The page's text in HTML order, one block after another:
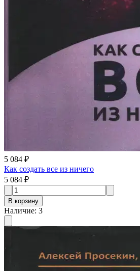
5 084 ₽
Как создать все из ничего
5 084 ₽
В корзину
Наличие: 3